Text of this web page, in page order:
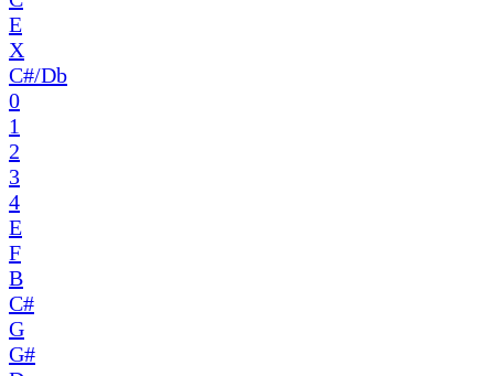
E
X
C#/Db
0
1
2
3
4
E
F
B
C#
G
G#